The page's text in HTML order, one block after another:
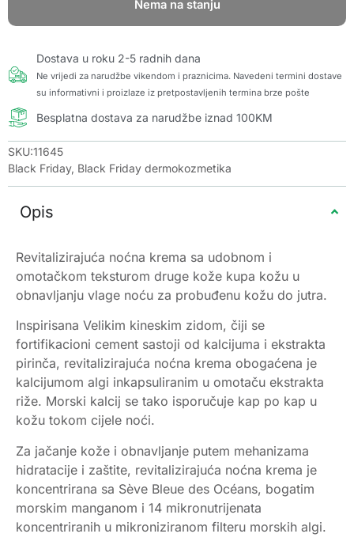
Nema na stanju
Dostava u roku 2-5 radnih dana
Ne vrijedi za narudžbe vikendom i praznicima. Navedeni termini dostave
su informativni i proizlaze iz pretpostavljenih termina brze pošte
Besplatna dostava za narudžbe iznad 100KM
SKU:11645
Black Friday, Black Friday dermokozmetika
Opis
Revitalizirajuća noćna krema sa udobnom i
omotačkom teksturom druge kože kupa kožu u
obnavljanju vlage noću za probuđenu kožu do jutra.
Inspirisana Velikim kineskim zidom, čiji se
fortifikacioni cement sastoji od kalcijuma i ekstrakta
pirinča, revitalizirajuća noćna krema obogaćena je
kalcijumom algi inkapsuliranim u omotaču ekstrakta
riže. Morski kalcij se tako isporučuje kap po kap u
kožu tokom cijele noći.
Za jačanje kože i obnavljanje putem mehanizama
hidratacije i zaštite, revitalizirajuća noćna krema je
koncentrirana sa Sève Bleue des Océans, bogatim
morskim manganom i 14 mikronutrijenata
koncentriranih u mikroniziranom filteru morskih algi.